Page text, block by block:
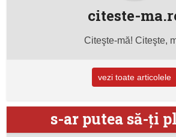
citeste-
Citeşte-mă! Citeşte,
vezi toate articolele
s-ar putea să-ţi